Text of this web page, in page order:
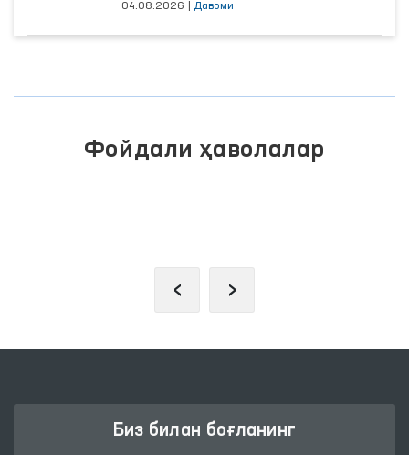
04.08.2026 Давоми
Фойдали ҳаволалар
‹ ›
Биз билан боғланинг